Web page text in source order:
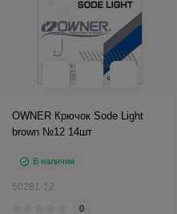
OWNER Крючок Sode Light
brown №12 14шт
В наличии
50281-12
0